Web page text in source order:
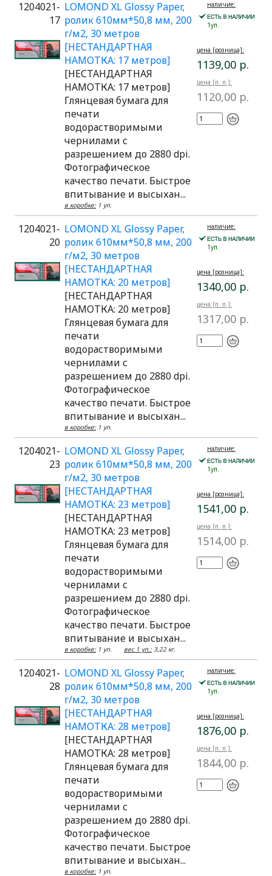
1204021-
17
LOMOND XL Glossy Paper,
ролик 610мм*50,8 мм, 200
г/м2, 30 метров
[НЕСТАНДАРТНАЯ
НАМОТКА: 17 метров]
[НЕСТАНДАРТНАЯ
НАМОТКА: 17 метров]
Глянцевая бумага для
печати
водорастворимыми
чернилами с
разрешением до 2880 dpi.
Фотографическое
качество печати. Быстрое
впитывание и высыхан...
в коробке: 1 уп.
наличие:
1уп.
цена [розница]:
1139,00 р.
цена [п. п.]:
1120,00 р.
1204021-
20
LOMOND XL Glossy Paper,
ролик 610мм*50,8 мм, 200
г/м2, 30 метров
[НЕСТАНДАРТНАЯ
НАМОТКА: 20 метров]
[НЕСТАНДАРТНАЯ
НАМОТКА: 20 метров]
Глянцевая бумага для
печати
водорастворимыми
чернилами с
разрешением до 2880 dpi.
Фотографическое
качество печати. Быстрое
впитывание и высыхан...
в коробке: 1 уп.
наличие:
1уп.
цена [розница]:
1340,00 р.
цена [п. п.]:
1317,00 р.
1204021-
23
LOMOND XL Glossy Paper,
ролик 610мм*50,8 мм, 200
г/м2, 30 метров
[НЕСТАНДАРТНАЯ
НАМОТКА: 23 метров]
[НЕСТАНДАРТНАЯ
НАМОТКА: 23 метров]
Глянцевая бумага для
печати
водорастворимыми
чернилами с
разрешением до 2880 dpi.
Фотографическое
качество печати. Быстрое
впитывание и высыхан...
в коробке: 1 уп. вес 1 уп.: 3,22 кг.
наличие:
1уп.
цена [розница]:
1541,00 р.
цена [п. п.]:
1514,00 р.
1204021-
28
LOMOND XL Glossy Paper,
ролик 610мм*50,8 мм, 200
г/м2, 30 метров
[НЕСТАНДАРТНАЯ
НАМОТКА: 28 метров]
[НЕСТАНДАРТНАЯ
НАМОТКА: 28 метров]
Глянцевая бумага для
печати
водорастворимыми
чернилами с
разрешением до 2880 dpi.
Фотографическое
качество печати. Быстрое
впитывание и высыхан...
в коробке: 1 уп.
наличие:
1уп.
цена [розница]:
1876,00 р.
цена [п. п.]:
1844,00 р.